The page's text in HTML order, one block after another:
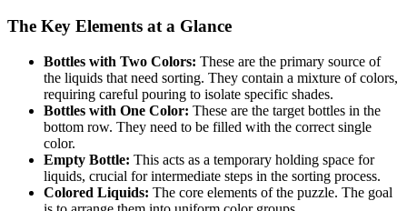
The Key Elements at a Glance
Bottles with Two Colors: These are the primary source of
the liquids that need sorting. They contain a mixture of colors,
requiring careful pouring to isolate specific shades.
Bottles with One Color: These are the target bottles in the
bottom row. They need to be filled with the correct single
color.
Empty Bottle: This acts as a temporary holding space for
liquids, crucial for intermediate steps in the sorting process.
Colored Liquids: The core elements of the puzzle. The goal